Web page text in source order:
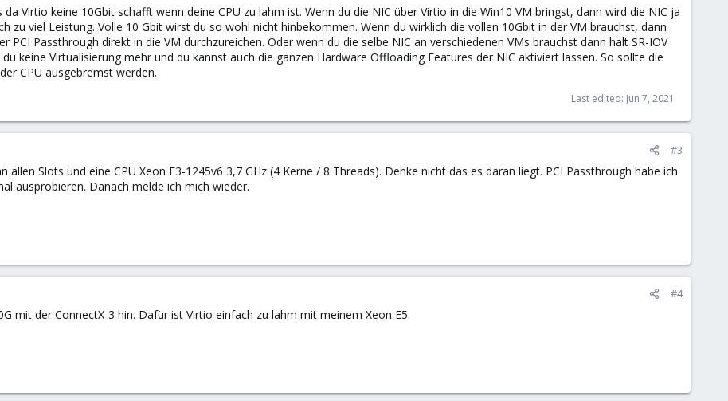
Virtio keine 10Gbit schafft wenn deine CPU zu lahm ist. Wenn du die NIC über Virtio in die Win10 VM bringst, dann wird die NIC ja
zu viel Leistung. Volle 10 Gbit wirst du so wohl nicht hinbekommen. Wenn du wirklich die vollen 10Gbit in der VM brauchst, dann
PCI Passthrough direkt in die VM durchzureichen. Oder wenn du die selbe NIC an verschiedenen VMs brauchst dann halt SR-IOV
keine Virtualisierung mehr und du kannst auch die ganzen Hardware Offloading Features der NIC aktiviert lassen. So sollte die
CPU ausgebremst werden.
Last edited: Jun 7, 2021
#3
allen Slots und eine CPU Xeon E3-1245v6 3,7 GHz (4 Kerne / 8 Threads). Denke nicht das es daran liegt. PCI Passthrough habe ich
ausprobieren. Danach melde ich mich wieder.
#4
mit der ConnectX-3 hin. Dafür ist Virtio einfach zu lahm mit meinem Xeon E5.